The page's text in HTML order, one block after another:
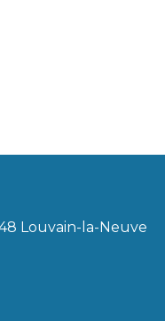
Louvain-la-Neuve